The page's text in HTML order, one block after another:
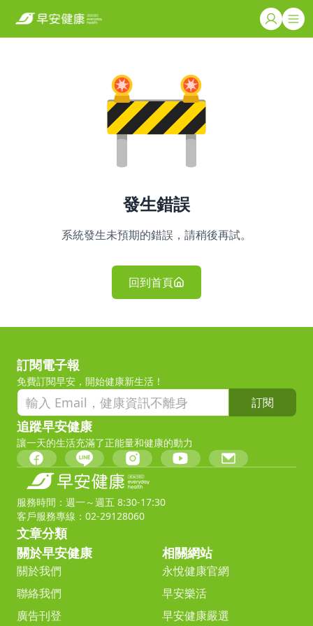
發生錯誤
系統發生未預期的錯誤，請稍後再試。
回到首頁
訂閱電子報
免費訂閱早安，開始健康新生活！
訂閱
追蹤早安健康
讓一天的生活充滿了正能量和健康的動力
服務時間：週一～週五 8:30-17:30
客戶服務專線：02-29128060
文章分類
關於早安健康
關於我們
聯絡我們
廣告刊登
相關網站
永悅健康官網
早安樂活
早安健康嚴選